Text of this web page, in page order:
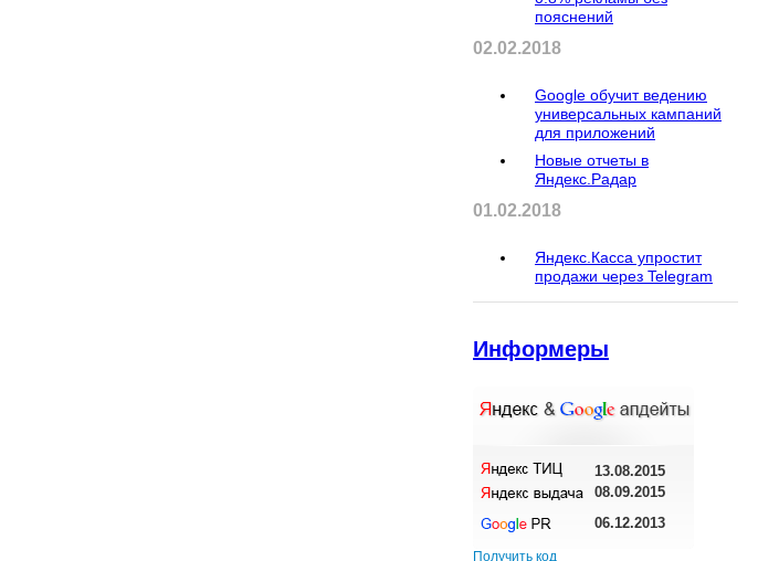
пояснений
02.02.2018
Google обучит ведению
универсальных кампаний
для приложений
Новые отчеты в
Яндекс.Радар
01.02.2018
Яндекс.Касса упростит
продажи через Telegram
Информеры
13.08.2015
08.09.2015
06.12.2013
Получить код